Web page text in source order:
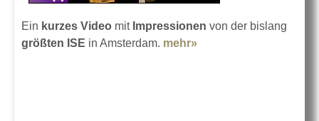
Ein kurzes Video mit Impressionen von der bislang
größten ISE in Amsterdam. mehr»